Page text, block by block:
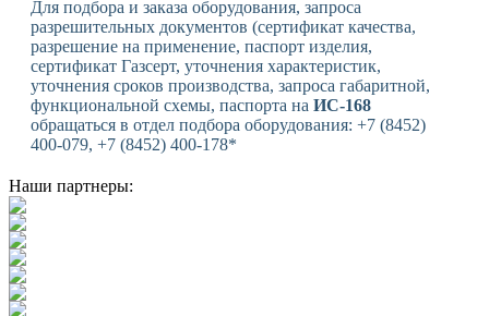
Для подбора и заказа оборудования, запроса
разрешительных документов (сертификат качества,
разрешение на применение, паспорт изделия,
сертификат Газсерт, уточнения характеристик,
уточнения сроков производства, запроса габаритной,
функциональной схемы, паспорта на ИС-168
обращаться в отдел подбора оборудования: +7 (8452)
400-079, +7 (8452) 400-178*
Наши партнеры: